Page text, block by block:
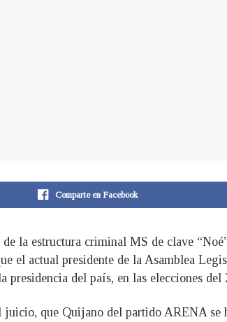
Comparte en Facebook
la estructura criminal MS de clave
el actual presidente de la Asamblea
presidencia del país, en las elecciones del
juicio, que Quijano del partido ARENA